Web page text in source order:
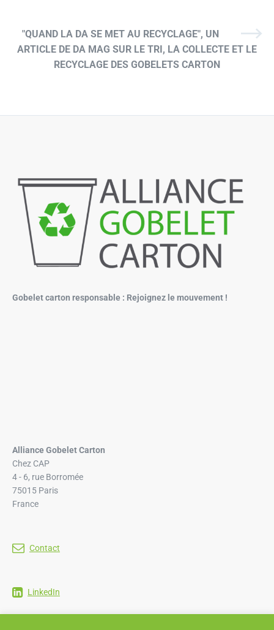
"QUAND LA DA SE MET AU RECYCLAGE", UN
ARTICLE DE DA MAG SUR LE TRI, LA COLLECTE ET LE
RECYCLAGE DES GOBELETS CARTON
Gobelet carton responsable : Rejoignez le mouvement !
Alliance Gobelet Carton
Chez CAP
4 - 6, rue Borromée
75015 Paris
France
Contact
LinkedIn